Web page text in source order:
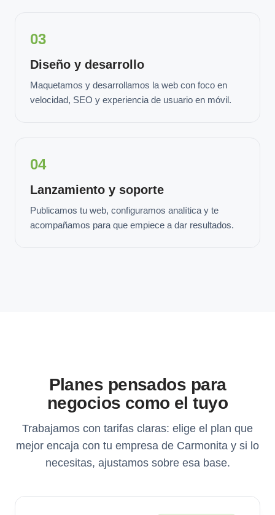
03
Diseño y desarrollo
Maquetamos y desarrollamos la web con foco en
velocidad, SEO y experiencia de usuario en móvil.
04
Lanzamiento y soporte
Publicamos tu web, configuramos analítica y te
acompañamos para que empiece a dar resultados.
Planes pensados para
negocios como el tuyo
Trabajamos con tarifas claras: elige el plan que
mejor encaja con tu empresa de Carmonita y si lo
necesitas, ajustamos sobre esa base.